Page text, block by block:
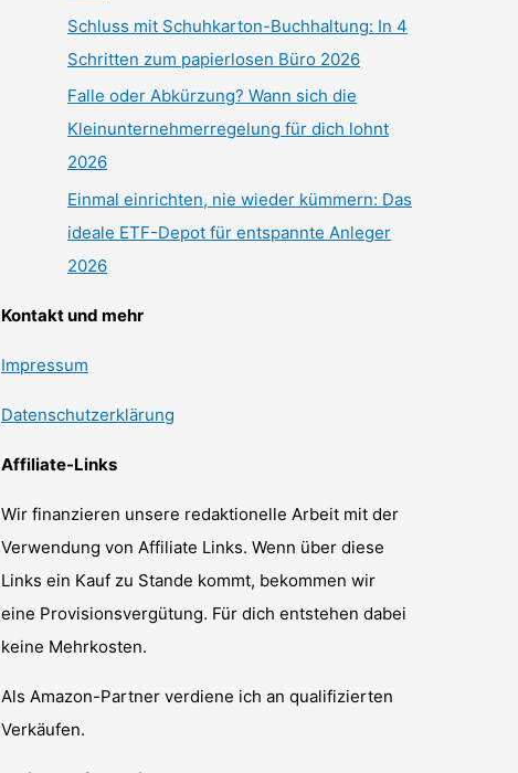
Schluss mit Schuhkarton-Buchhaltung: In 4
Schritten zum papierlosen Büro 2026
Falle oder Abkürzung? Wann sich die
Kleinunternehmerregelung für dich lohnt
2026
Einmal einrichten, nie wieder kümmern: Das
ideale ETF-Depot für entspannte Anleger
2026
Kontakt und mehr
Impressum
Datenschutzerklärung
Affiliate-Links
Wir finanzieren unsere redaktionelle Arbeit mit der
Verwendung von Affiliate Links. Wenn über diese
Links ein Kauf zu Stande kommt, bekommen wir
eine Provisionsvergütung. Für dich entstehen dabei
keine Mehrkosten.
Als Amazon-Partner verdiene ich an qualifizierten
Verkäufen.